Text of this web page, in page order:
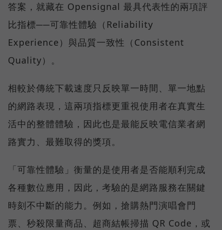
答案，就藏在 Opensignal 最具代表性的兩項評
比指標──可靠性體驗（Reliability
Experience）與品質一致性（Consistent
Quality）。
相較於傳統下載速度只反映單一時間、單一地點
的網路表現，這兩項指標更重視使用者在真實生
活中的整體體驗，因此也是最能反映電信業者網
路實力、最難取得的獎項。
「可靠性體驗」衡量的是使用者是否能順利完成
各種數位應用，因此，考驗的是網路服務在關鍵
時刻不中斷的能力。例如，搶購熱門演唱會門
票、秒殺限量商品、超商結帳掃描 QR Code，或